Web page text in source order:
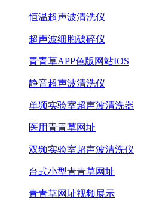
恒温超声波清洗仪
超声波细胞破碎仪
青青草APP色版网站IOS
静音超声波清洗仪
单频实验室超声波清洗器
医用青青草网址
双频实验室超声波清洗仪
台式小型青青草网址
青青草网址视频展示